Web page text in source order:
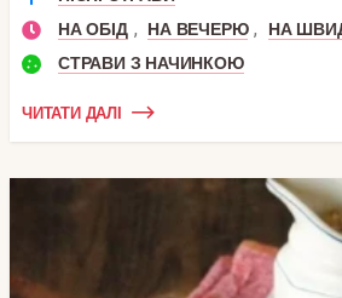
НА ОБІД , НА ВЕЧЕРЮ ,
НА
СТРАВИ З НАЧИНКОЮ
ЧИТАТИ ДАЛІ